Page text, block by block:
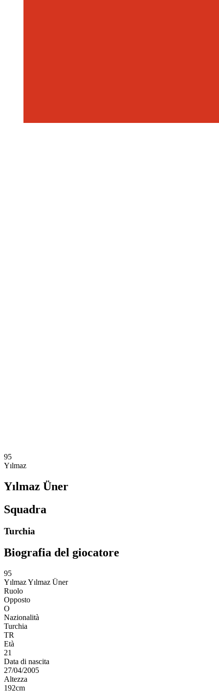
95
Yılmaz
Yılmaz Üner
Squadra
Turchia
Biografia del giocatore
95
YılmazYılmaz Üner
Ruolo
Opposto
O
Nazionalità
Turchia
TR
Età
21
Data di nascita
27/04/2005
Altezza
192cm